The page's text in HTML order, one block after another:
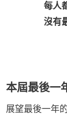
每人
沒有
本屆最後一
展望最後一年